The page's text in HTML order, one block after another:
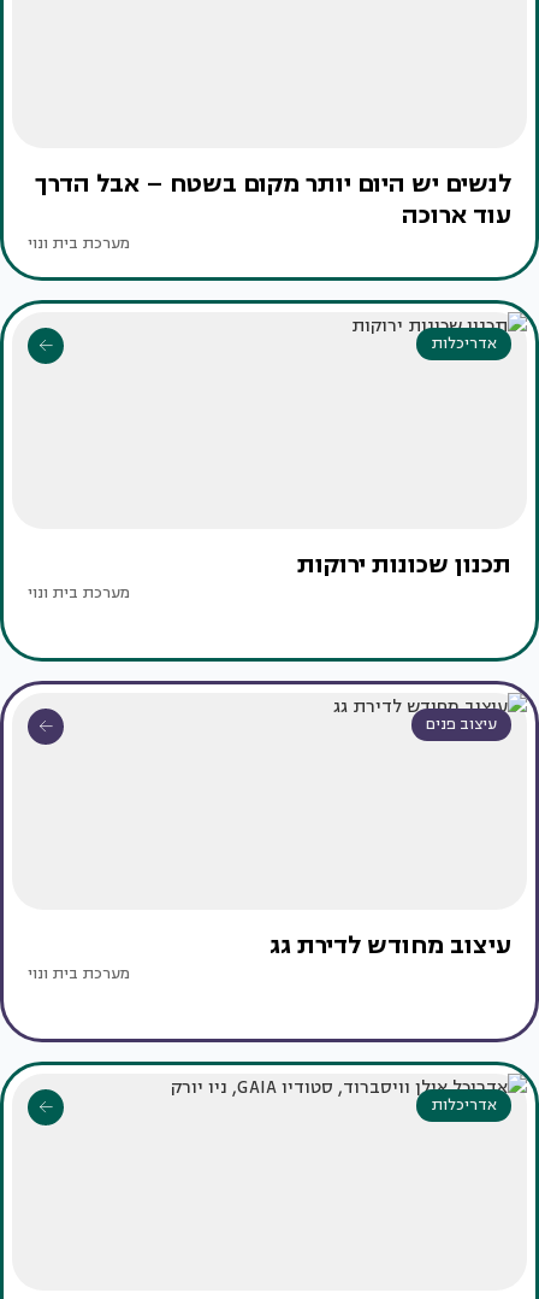
לנשים יש היום יותר מקום בשטח – אבל הדרך
עוד ארוכה
מערכת בית ונוי
אדריכלות
תכנון שכונות ירוקות
מערכת בית ונוי
עיצוב פנים
עיצוב מחודש לדירת גג
מערכת בית ונוי
אדריכלות